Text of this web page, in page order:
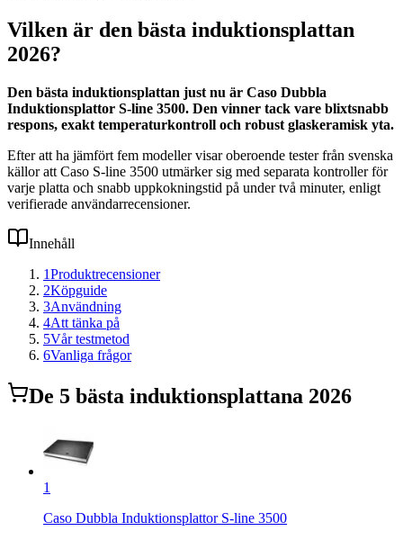
Vilken är den bästa induktionsplattan
2026?
Den bästa induktionsplattan just nu är Caso Dubbla
Induktionsplattor S-line 3500. Den vinner tack vare blixtsnabb
respons, exakt temperaturkontroll och robust glaskeramisk yta.
Efter att ha jämfört fem modeller visar oberoende tester från svenska
källor att Caso S-line 3500 utmärker sig med separata kontroller för
varje platta och snabb uppkokningstid på under två minuter, enligt
verifierade användarrecensioner.
Innehåll
1Produktrecensioner
2Köpguide
3Användning
4Att tänka på
5Vår testmetod
6Vanliga frågor
De 5 bästa induktionsplattana 2026
1
Caso Dubbla Induktionsplattor S-line 3500